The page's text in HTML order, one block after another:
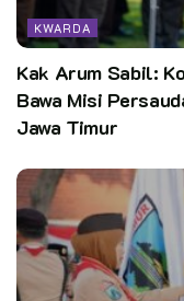
KWARDA
Kak Arum Sabil:
Bawa Misi
Jawa Timur